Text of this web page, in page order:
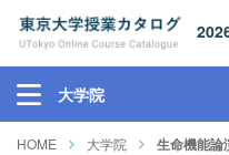
大学院
HOME 大学院 生命機能論